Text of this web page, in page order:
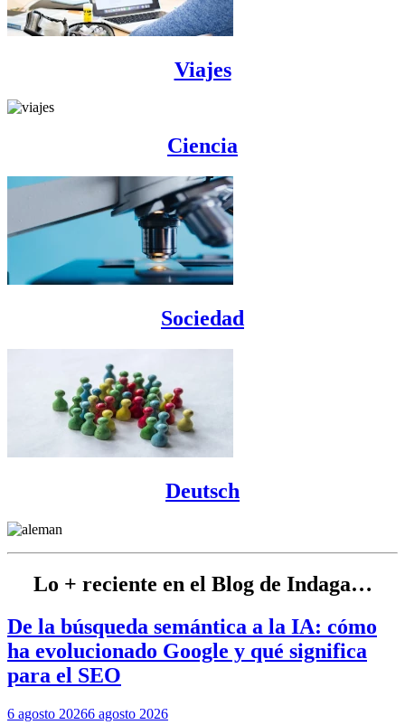
Viajes
Ciencia
Sociedad
Deutsch
Lo + reciente en el Blog de Indaga…
De la búsqueda semántica a la IA: cómo
ha evolucionado Google y qué significa
para el SEO
6 agosto 20266 agosto 2026